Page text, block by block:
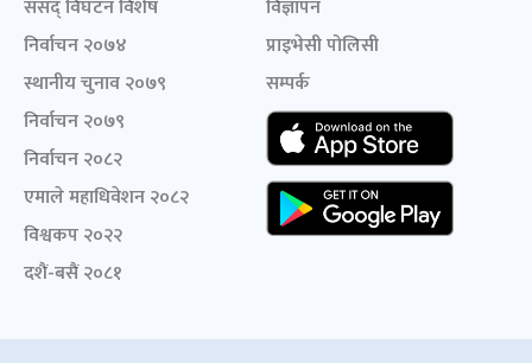
संसद् विघटन विशेष
निर्वाचन २०७४
स्थानीय चुनाव २०७९
निर्वाचन २०७९
निर्वाचन २०८२
एमाले महाधिवेशन २०८२
विश्वकप २०२२
दशैं-बसैं २०८१
विज्ञापन
प्राइभेसी पोलिसी
सम्पर्क